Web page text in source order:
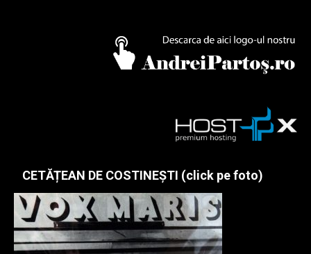
CETĂȚEAN DE COSTINEȘTI (click pe foto)